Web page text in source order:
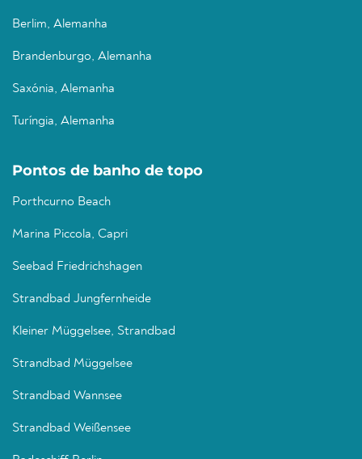
Berlim, Alemanha
Brandenburgo, Alemanha
Saxónia, Alemanha
Turíngia, Alemanha
Pontos de banho de topo
Porthcurno Beach
Marina Piccola, Capri
Seebad Friedrichshagen
Strandbad Jungfernheide
Kleiner Müggelsee, Strandbad
Strandbad Müggelsee
Strandbad Wannsee
Strandbad Weißensee